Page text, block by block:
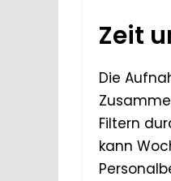
Zeit
Die
Filtern
kann